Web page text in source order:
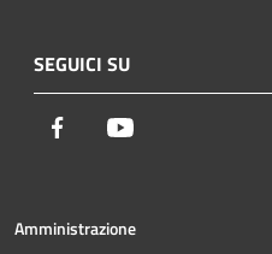
SEGUICI SU
Facebook
Amministrazione